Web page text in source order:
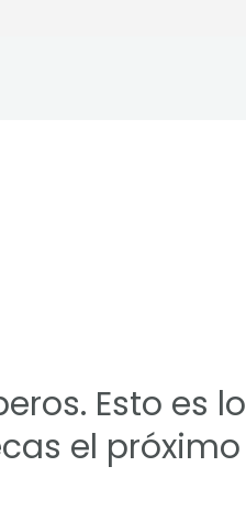
Esto es lo
el próximo